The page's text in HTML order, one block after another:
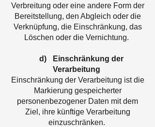
Verbreitung oder eine andere Form der
Bereitstellung, den Abgleich oder die
Verknüpfung, die Einschränkung, das
Löschen oder die Vernichtung.
d) Einschränkung der
Verarbeitung
Einschränkung der Verarbeitung ist die
Markierung gespeicherter
personenbezogener Daten mit dem
Ziel, ihre künftige Verarbeitung
einzuschränken.